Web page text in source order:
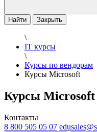
Найти Закрыть
\
IT курсы
\
Курсы по вендорам
Курсы Microsoft
Курсы
Контакты
8 800 505 05 07